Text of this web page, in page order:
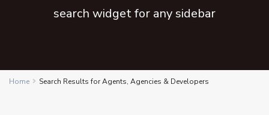
search widget for any sidebar
Home Search Results for Agents, Agencies & Developers